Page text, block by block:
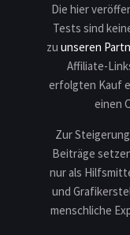
Die hier
Tests sind
zu unseren
Affiliate-
erfolgten Kauf
einen
Zur
Beiträge
nur als
und
menschliche